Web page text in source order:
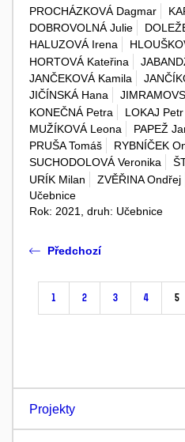
PROCHÁZKOVÁ Dagmar
DOBROVOLNÁ Julie
HALUZOVÁ Irena
HORTOVÁ Kateřina
JANČEKOVÁ Kamila
JIČÍNSKÁ Hana
KONEČNÁ Petra
LOKAJ Petr
MUŽÍKOVÁ Leona
PAPEŽ
PRUŠA Tomáš
RYBNÍČEK
SUCHODOLOVÁ Veronika
URÍK Milan
ZVĚŘINA Ondřej
Učebnice
Rok: 2021, druh: Učebnice
Předchozí
1 2 3 4 5
Projekty